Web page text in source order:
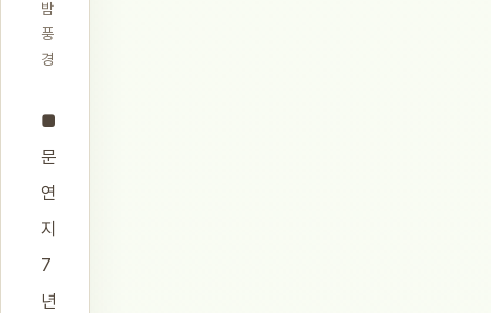
밤
풍
경
■
문
연
지
7
년